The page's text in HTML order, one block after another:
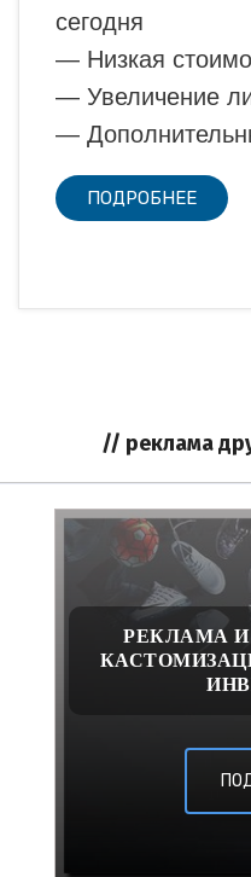
сегодня
— Низкая
— Увеличение
—
ПОДРОБНЕЕ
// реклама
РЕКЛАМА